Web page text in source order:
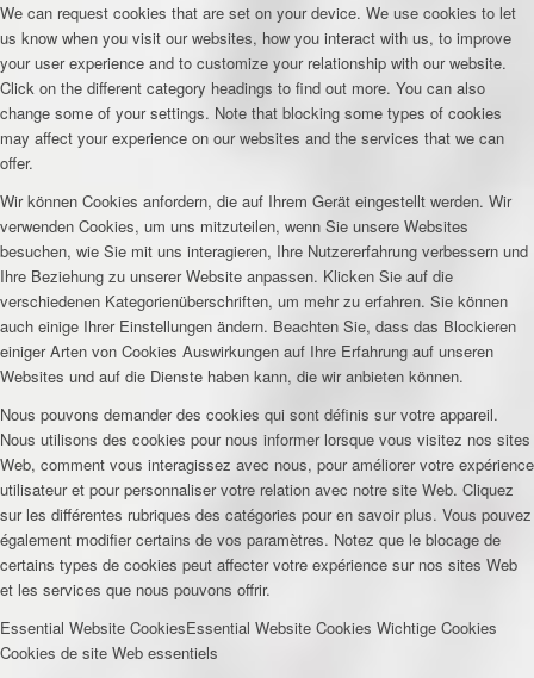
We can request cookies that are set on your device. We use cookies to let
us know when you visit our websites, how you interact with us, to improve
your user experience and to customize your relationship with our website.
Click on the different category headings to find out more. You can also
change some of your settings. Note that blocking some types of cookies
may affect your experience on our websites and the services that we can
offer.
Wir können Cookies anfordern, die auf Ihrem Gerät eingestellt werden. Wir
verwenden Cookies, um uns mitzuteilen, wenn Sie unsere Websites
besuchen, wie Sie mit uns interagieren, Ihre Nutzererfahrung verbessern und
Ihre Beziehung zu unserer Website anpassen. Klicken Sie auf die
verschiedenen Kategorienüberschriften, um mehr zu erfahren. Sie können
auch einige Ihrer Einstellungen ändern. Beachten Sie, dass das Blockieren
einiger Arten von Cookies Auswirkungen auf Ihre Erfahrung auf unseren
Websites und auf die Dienste haben kann, die wir anbieten können.
Nous pouvons demander des cookies qui sont définis sur votre appareil.
Nous utilisons des cookies pour nous informer lorsque vous visitez nos sites
Web, comment vous interagissez avec nous, pour améliorer votre expérience
utilisateur et pour personnaliser votre relation avec notre site Web. Cliquez
sur les différentes rubriques des catégories pour en savoir plus. Vous pouvez
également modifier certains de vos paramètres. Notez que le blocage de
certains types de cookies peut affecter votre expérience sur nos sites Web
et les services que nous pouvons offrir.
Essential Website CookiesEssential Website Cookies Wichtige Cookies
Cookies de site Web essentiels